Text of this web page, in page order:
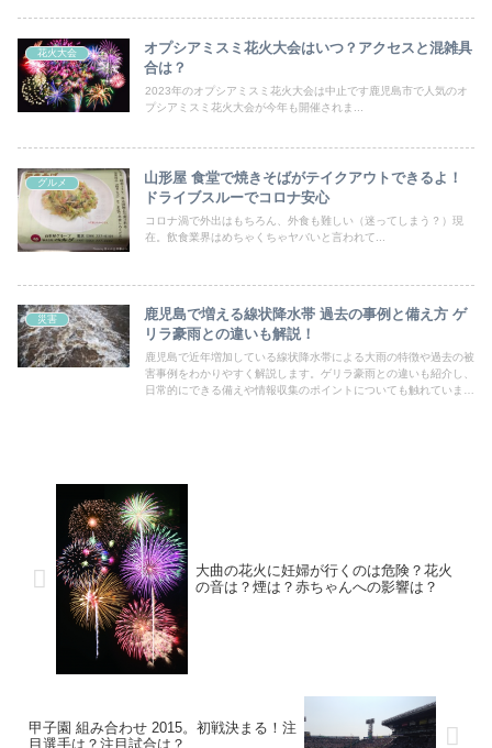
花火大会
オプシアミスミ花火大会はいつ？アクセスと混雑具
合は？
2023年のオプシアミスミ花火大会は中止です鹿児島市で人気のオ
プシアミスミ花火大会が今年も開催されま...
グルメ
山形屋 食堂で焼きそばがテイクアウトできるよ！
ドライブスルーでコロナ安心
コロナ渦で外出はもちろん、外食も難しい（迷ってしまう？）現
在。飲食業界はめちゃくちゃヤバいと言われて...
災害
鹿児島で増える線状降水帯 過去の事例と備え方 ゲ
リラ豪雨との違いも解説！
鹿児島で近年増加している線状降水帯による大雨の特徴や過去の被
害事例をわかりやすく解説します。ゲリラ豪雨との違いも紹介し、
日常的にできる備えや情報収集のポイントについても触れていま
大曲の花火に妊婦が行くのは危険？花火
の音は？煙は？赤ちゃんへの影響は？
甲子園 組み合わせ 2015。初戦決まる！注
目選手は？注目試合は？